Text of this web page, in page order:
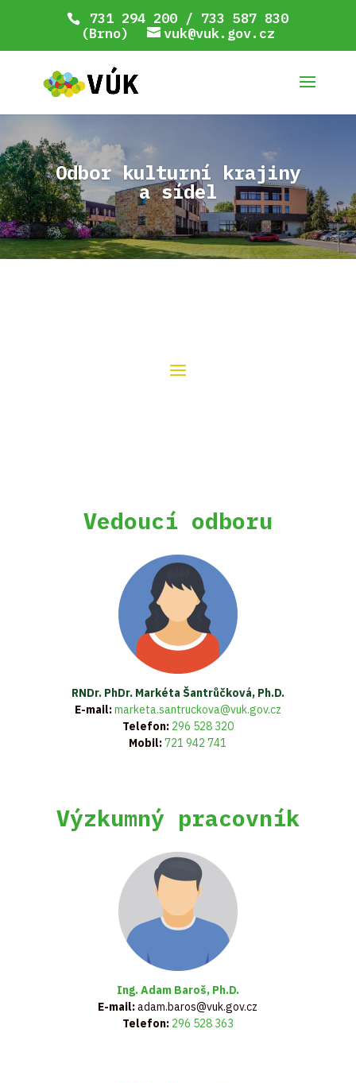
731 294 200 / 733 587 830
(Brno)
vuk@vuk.gov.cz
Odbor kulturní krajiny
a sídel
Vedoucí odboru
RNDr. PhDr. Markéta Šantrůčková, Ph.D.
E-mail:marketa.santruckova@vuk.gov.cz
Telefon: 296 528 320
Mobil:721 942 741
Výzkumný pracovník
Ing. Adam Baroš, Ph.D.
E-mail:adam.baros@vuk.gov.cz
Telefon: 296 528 363